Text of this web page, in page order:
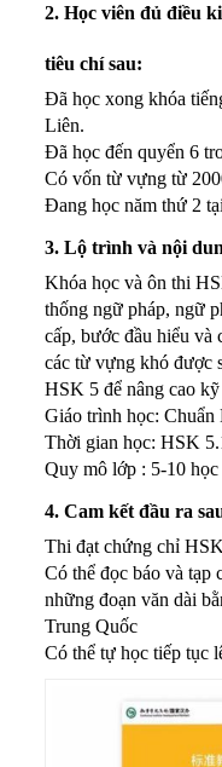
2. Học viên đủ điều
tiêu chí sau:
Đã học xong khóa
Liên.
Đã học đến quyển 6
Có vốn từ vựng từ
Đang học năm thứ 2
3. Lộ trình và nội
Khóa học và ôn thi
thống ngữ pháp, ngữ
cấp, bước đầu hiểu và
các từ vựng khó được
HSK 5 để nâng cao kỹ
Giáo trình học: Chuẩn
Thời gian học: HSK
Quy mô lớp : 5-10 học
4. Cam kết đầu ra
Thi đạt chứng chỉ
Có thể đọc báo và tạp
những đoạn văn dài
Trung Quốc
Có thể tự học tiếp tục